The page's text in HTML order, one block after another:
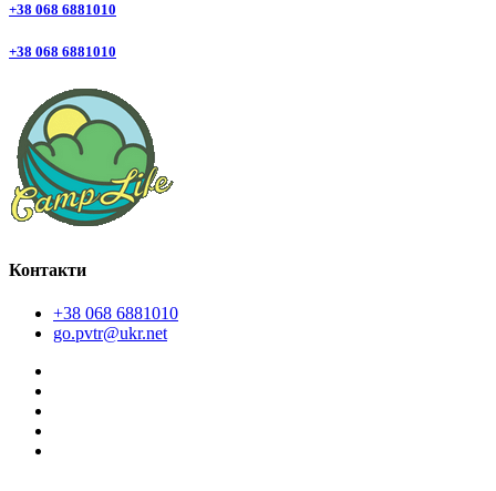
+38 068 6881010
+38 068 6881010
Контакти
+38 068 6881010
go.pvtr@ukr.net